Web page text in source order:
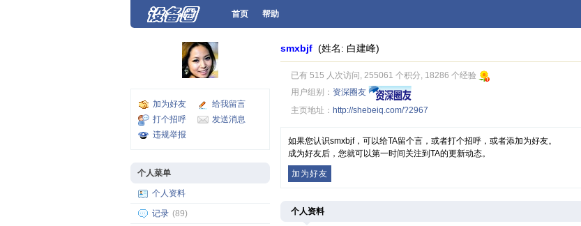
首页 帮助
加为好友
给我留言
打个招呼
发送消息
违规举报
个人菜单
个人资料
记录 (89)
smxbjf (姓名: 白建峰)
已有 515 人次访问, 255061 个积分, 18286 个经验
用户组别： 资深圈友
主页地址： http://shebeiq.com/?2967
如果您认识smxbjf，可以给TA留个言，或者打个招呼，或者添加为好友。
成为好友后，您就可以第一时间关注到TA的更新动态。
加为好友
个人资料